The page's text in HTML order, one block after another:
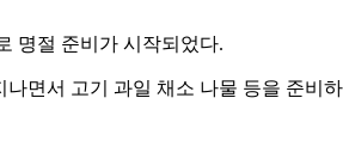
명절 준비가 시작되었다.
면서 고기 과일 채소 나물 등을 준비